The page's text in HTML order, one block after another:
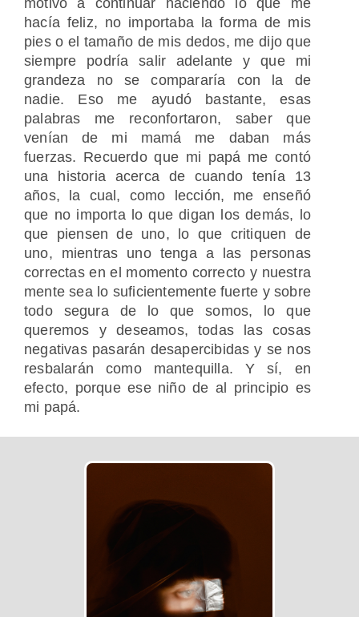
motivó a continuar haciendo lo que me
hacía feliz, no importaba la forma de mis
pies o el tamaño de mis dedos, me dijo que
siempre podría salir adelante y que mi
grandeza no se compararía con la de
nadie. Eso me ayudó bastante, esas
palabras me reconfortaron, saber que
venían de mi mamá me daban más
fuerzas. Recuerdo que mi papá me contó
una historia acerca de cuando tenía 13
años, la cual, como lección, me enseñó
que no importa lo que digan los demás, lo
que piensen de uno, lo que critiquen de
uno, mientras uno tenga a las personas
correctas en el momento correcto y nuestra
mente sea lo suficientemente fuerte y sobre
todo segura de lo que somos, lo que
queremos y deseamos, todas las cosas
negativas pasarán desapercibidas y se nos
resbalarán como mantequilla. Y sí, en
efecto, porque ese niño de al principio es
mi papá.